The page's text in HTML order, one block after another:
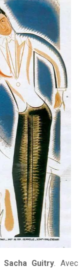
Sacha Guitry . Avec